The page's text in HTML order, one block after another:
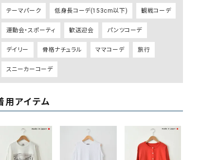
GO TO HOLLYWOOD（ゴートゥーハリウ
ッド）
THIRTY（サーティ）
G-STAR RAW（ジースターロウ） tumugu:（ツムグ）
GAIMO（ガイモ）
オーバーオール）
GRAMICCI（グラミチ）
ー）
（ｇ） （グラム） upper hights（アッパーハイ
Gives a sense of fullment +phenix（フェニックス）
HUNTER（ハンター） WILD THINGS（ワイルドシ
テーマパーク 低身長コーデ(153cm以下) 観戦コーデ
運動会・スポーティ 歓送迎会 パンツコーデ
デイリー 骨格ナチュラル ママコーデ 旅行
スニーカーコーデ
用アイテム